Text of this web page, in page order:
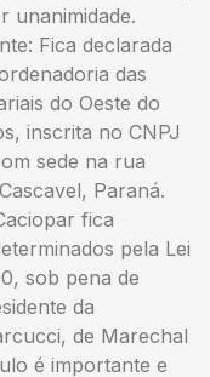
unanimidade.
Fica declarada
das
do Oeste do
inscrita no CNPJ
sede na rua
Paraná.
fica
pela Lei
sob pena de
da
de Marechal
é importante e